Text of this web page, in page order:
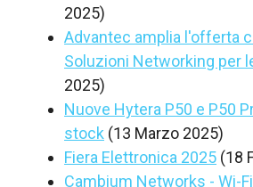
2025)
Advantec amplia l'offerta
Soluzioni Networking per
2025)
Nuove Hytera P50 e P50
stock (13 Marzo 2025)
Fiera Elettronica 2025 (18
Cambium Networks - Wi-